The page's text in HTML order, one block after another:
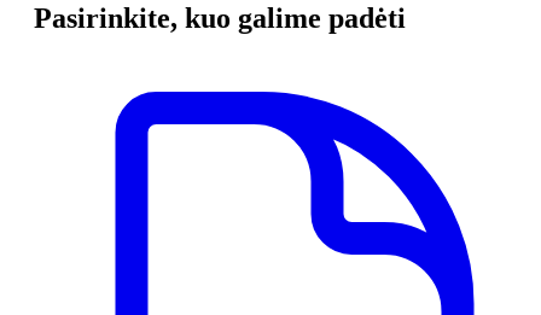
Pasirinkite, kuo galime padėti